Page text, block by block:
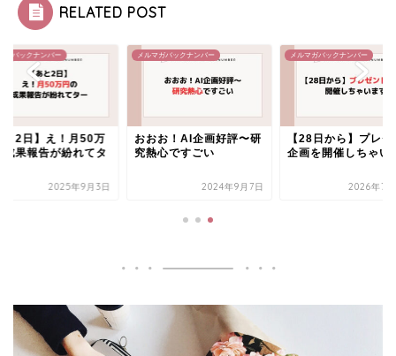
RELATED POST
ガバックナンバー
と2日】え！月50万
成果報告が紛れてタ
2025年9月3日
メルマガバックナンバー
おおお！AI企画好評〜研
究熱心ですごい
2024年9月7日
メルマガバックナンバー
【28日から】プレゼ
企画を開催しちゃい
2026年7